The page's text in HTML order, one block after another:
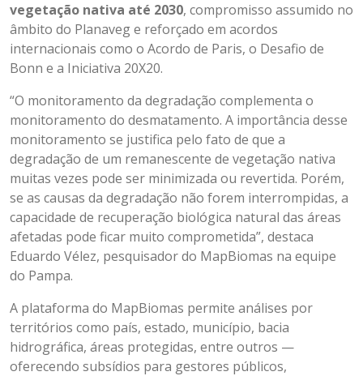
vegetação nativa até 2030, compromisso assumido no
âmbito do Planaveg e reforçado em acordos
internacionais como o Acordo de Paris, o Desafio de
Bonn e a Iniciativa 20X20.
“O monitoramento da degradação complementa o
monitoramento do desmatamento. A importância desse
monitoramento se justifica pelo fato de que a
degradação de um remanescente de vegetação nativa
muitas vezes pode ser minimizada ou revertida. Porém,
se as causas da degradação não forem interrompidas, a
capacidade de recuperação biológica natural das áreas
afetadas pode ficar muito comprometida”, destaca
Eduardo Vélez, pesquisador do MapBiomas na equipe
do Pampa.
A plataforma do MapBiomas permite análises por
territórios como país, estado, município, bacia
hidrográfica, áreas protegidas, entre outros —
oferecendo subsídios para gestores públicos,